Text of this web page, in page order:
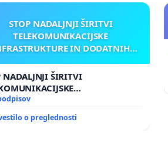
STOP NADALJNJI ŠIRITVI
TELEKOMUNIKACIJSKE
IN DODATNIH
NADALJNJI ŠIRITVI
IN DODATNIH
o preglednosti